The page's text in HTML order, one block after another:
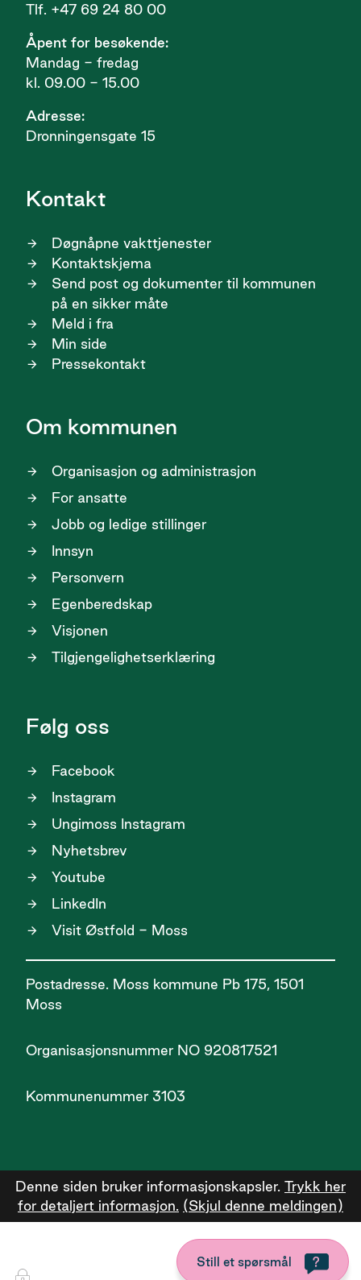
Tlf. +47 69 24 80 00
Åpent for besøkende:
Mandag - fredag
kl. 09.00 - 15.00
Adresse:
Dronningensgate 15
Kontakt
Døgnåpne vakttjenester
Kontaktskjema
Send post og dokumenter til kommunen
på en sikker måte
Meld i fra
Min side
Pressekontakt
Om kommunen
Organisasjon og administrasjon
For ansatte
Jobb og ledige stillinger
Innsyn
Personvern
Egenberedskap
Visjonen
Tilgjengelighetserklæring
Følg oss
Facebook
Instagram
Ungimoss Instagram
Nyhetsbrev
Youtube
LinkedIn
Visit Østfold - Moss
Postadresse. Moss kommune Pb 175, 1501
Moss
Organisasjonsnummer NO 920817521
Kommunenummer 3103
Denne siden bruker informasjonskapsler. Trykk her
for detaljert informasjon. (Skjul denne meldingen)
Still et spørsmål